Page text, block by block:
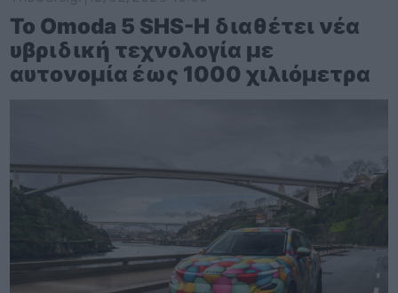
Το Omoda 5 SHS-H διαθέτει νέα
υβριδική τεχνολογία με
αυτονομία έως 1000 χιλιόμετρα